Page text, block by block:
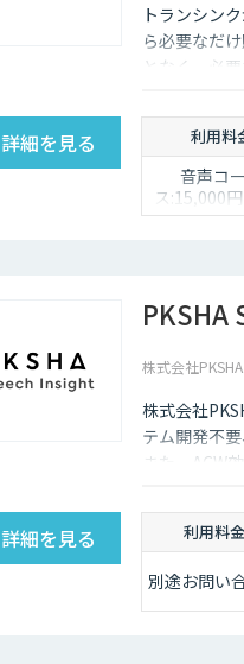
トランシン
ら必要なだ
となく、必
詳細を見る 利用料
音声コ
ス:15,000
人物写真
株式会社
株式会社
テム開発不
また、ACW
詳細を見る 利用料金
別途お問い